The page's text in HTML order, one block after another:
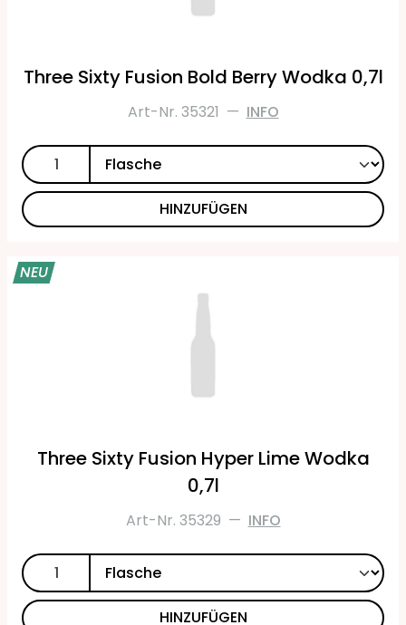
Three Sixty Fusion Bold Berry Wodka 0,7l
Art-Nr. 35321 — INFO
HINZUFÜGEN
NEU
Three Sixty Fusion Hyper Lime Wodka
0,7l
Art-Nr. 35329 — INFO
HINZUFÜGEN